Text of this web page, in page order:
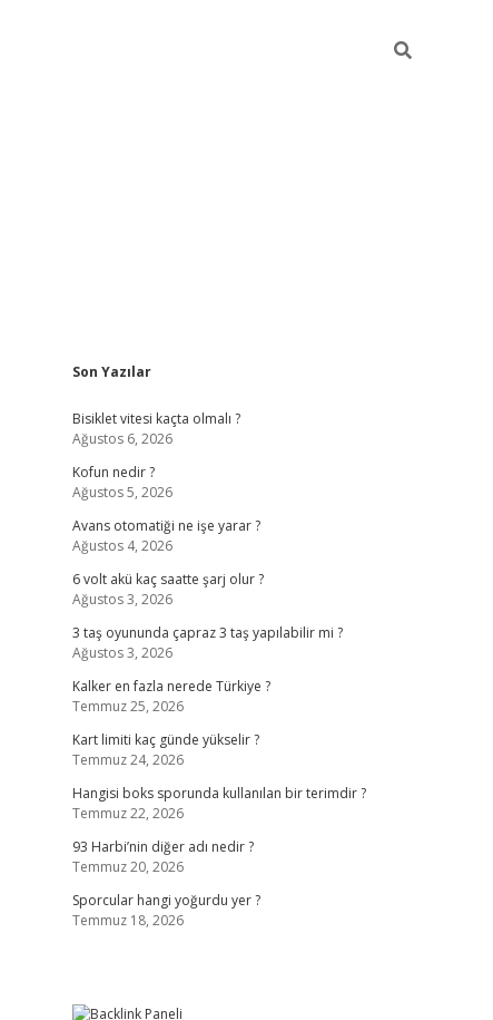
Sidebar
Son Yazılar
Bisiklet vitesi kaçta olmalı ?
Ağustos 6, 2026
Kofun nedir ?
Ağustos 5, 2026
Avans otomatiği ne işe yarar ?
Ağustos 4, 2026
6 volt akü kaç saatte şarj olur ?
Ağustos 3, 2026
3 taş oyununda çapraz 3 taş yapılabilir mi ?
Ağustos 3, 2026
Kalker en fazla nerede Türkiye ?
Temmuz 25, 2026
Kart limiti kaç günde yükselir ?
Temmuz 24, 2026
Hangisi boks sporunda kullanılan bir terimdir ?
Temmuz 22, 2026
93 Harbi’nin diğer adı nedir ?
Temmuz 20, 2026
Sporcular hangi yoğurdu yer ?
Temmuz 18, 2026